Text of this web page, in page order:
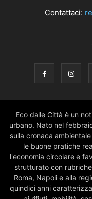
Contattaci:
Eco dalle Città è un
urbano. Nato nel
sulla cronaca
le buone pratiche
l'economia circolare e
strutturato con
Roma, Napoli e alla
quindici anni